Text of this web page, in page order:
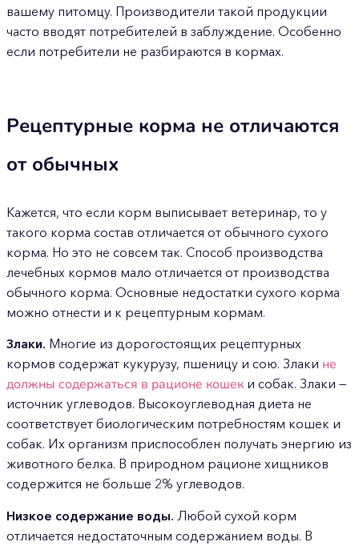
вашему питомцу. Производители такой продукции
часто вводят потребителей в заблуждение. Особенно
если потребители не разбираются в кормах.
Рецептурные корма не отличаются
от обычных
Кажется, что если корм выписывает ветеринар, то у
такого корма состав отличается от обычного сухого
корма. Но это не совсем так. Способ производства
лечебных кормов мало отличается от производства
обычного корма. Основные недостатки сухого корма
можно отнести и к рецептурным кормам.
Злаки. Многие из дорогостоящих рецептурных
кормов содержат кукурузу, пшеницу и сою. Злаки не
должны содержаться в рационе кошек и собак. Злаки —
источник углеводов. Высокоуглеводная диета не
соответствует биологическим потребностям кошек и
собак. Их организм приспособлен получать энергию из
животного белка. В природном рационе хищников
содержится не больше 2% углеводов.
Низкое содержание воды. Любой сухой корм
отличается недостаточным содержанием воды. В